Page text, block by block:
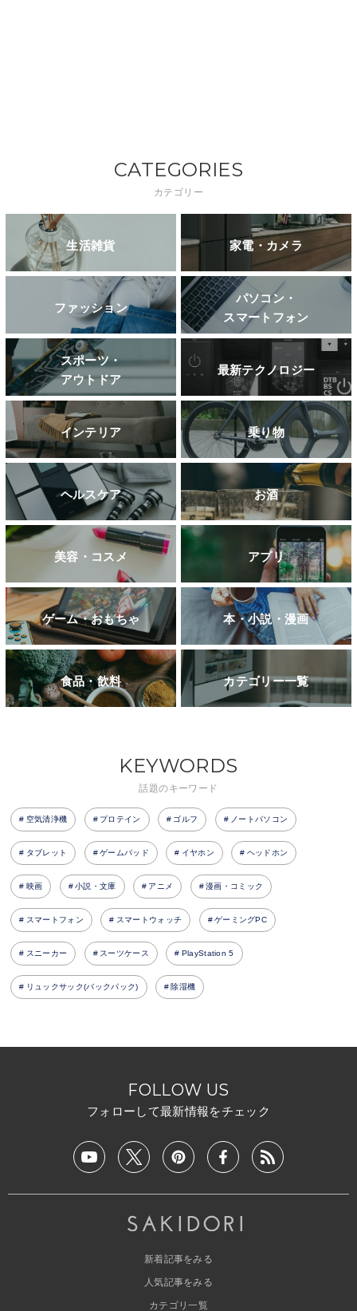
CATEGORIES
カテゴリー
生活雑貨 家電・カメラ
ファッション
パソコン・
スマートフォン
スポーツ・
アウトドア
最新テクノロジー
インテリア 乗り物
ヘルスケア お酒
美容・コスメ アプリ
ゲーム・おもちゃ 本・小説・漫画
食品・飲料 カテゴリー一覧
KEYWORDS
話題のキーワード
空気清浄機 プロテイン ゴルフ ノートパソコン
タブレット ゲームパッド イヤホン ヘッドホン
映画 小説・文庫 アニメ 漫画・コミック
スマートフォン スマートウォッチ ゲーミングPC
スニーカー スーツケース PlayStation 5
リュックサック(バックパック) 除湿機
FOLLOW US
フォローして最新情報をチェック
新着記事をみる
人気記事をみる
カテゴリ一覧